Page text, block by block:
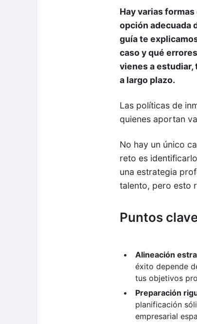
Hay varias
opción adecuada
guía te
caso y qué
vienes a estudiar,
a largo plazo.
Las políticas de
quienes aportan
No hay un único
reto es
una estrategia
talento, pero esto
Puntos
Alineación
éxito depende
tus objetivos
Preparación
planificación
empresarial